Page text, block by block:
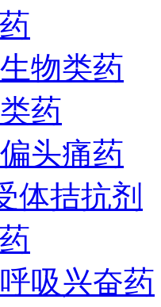
物类药
药
头痛药
体拮抗剂
吸兴奋药